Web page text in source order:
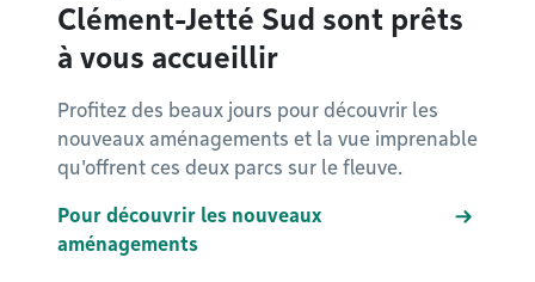
Clément-Jetté Sud sont prêts
à vous accueillir
Profitez des beaux jours pour découvrir les
nouveaux aménagements et la vue imprenable
qu'offrent ces deux parcs sur le fleuve.
Pour découvrir les nouveaux
aménagements